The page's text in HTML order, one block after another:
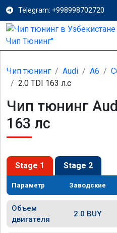
Telegram: +998998702720
Чип тюнинг Audi A6
2.0 TDI 163 л.с
Чип тюнинг
163 лс
Stage 1 Stage 2
Параметр Заводские
Объем
двигателя
2.0 BUY